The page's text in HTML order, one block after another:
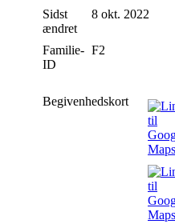
Sidst
ændret
8 okt. 2022
Familie-
ID
F2
Begivenhedskort